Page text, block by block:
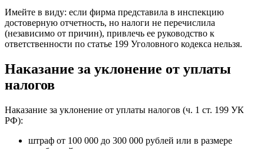
Имейте в виду: если фирма представила в инспекцию
достоверную отчетность, но налоги не перечислила
(независимо от причин), привлечь ее руководство к
ответственности по статье 199 Уголовного кодекса нельзя.
Наказание за уклонение от уплаты
налогов
Наказание за уклонение от уплаты налогов (ч. 1 ст. 199 УК
РФ):
штраф от 100 000 до 300 000 рублей или в размере